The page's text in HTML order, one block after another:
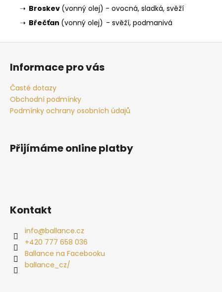
➝ Broskev (vonný olej) - ovocná, sladká, svěží
➝ Břečťan (vonný olej) - svěží, podmanivá
Informace pro vás
Časté dotazy
Obchodní podmínky
Podmínky ochrany osobních údajů
Přijímáme online platby
Kontakt
info@ballance.cz
+420 777 658 036
Ballance na Facebooku
ballance_cz/